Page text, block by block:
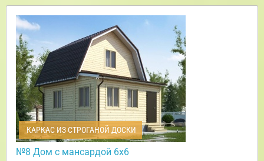
КАРКАС ИЗ СТРОГАНОЙ ДОСКИ
№8 Дом с мансардой 6х6